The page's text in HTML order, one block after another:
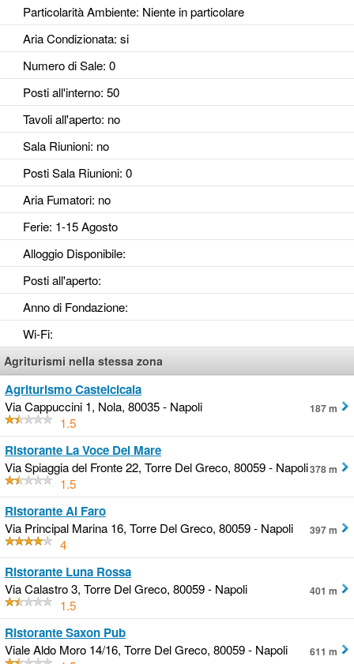
Particolarità Ambiente: Niente in particolare
Aria Condizionata: si
Numero di Sale: 0
Posti all'interno: 50
Tavoli all'aperto: no
Sala Riunioni: no
Posti Sala Riunioni: 0
Aria Fumatori: no
Ferie: 1-15 Agosto
Alloggio Disponibile:
Posti all'aperto:
Anno di Fondazione:
Wi-Fi:
Agriturismi nella stessa zona
Agriturismo Castelcicala
Via Cappuccini 1, Nola, 80035 - Napoli
1.5
187 m
Ristorante La Voce Del Mare
Via Spiaggia del Fronte 22, Torre Del Greco, 80059 - Napoli
1.5
378 m
Ristorante Al Faro
Via Principal Marina 16, Torre Del Greco, 80059 - Napoli
4
397 m
Ristorante Luna Rossa
Via Calastro 3, Torre Del Greco, 80059 - Napoli
1.5
401 m
Ristorante Saxon Pub
Viale Aldo Moro 14/16, Torre Del Greco, 80059 - Napoli
611 m